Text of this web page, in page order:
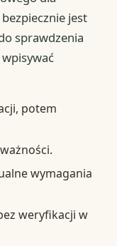
jest
sprawdzenia
potem
wymagania
weryfikacji w